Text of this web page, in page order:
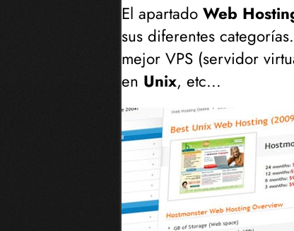
El apartado Web
sus diferentes
mejor VPS (servidor
en Unix, etc...